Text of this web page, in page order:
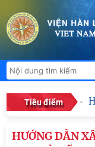
Tiêu điểm Hội
HƯỚNG DẪN